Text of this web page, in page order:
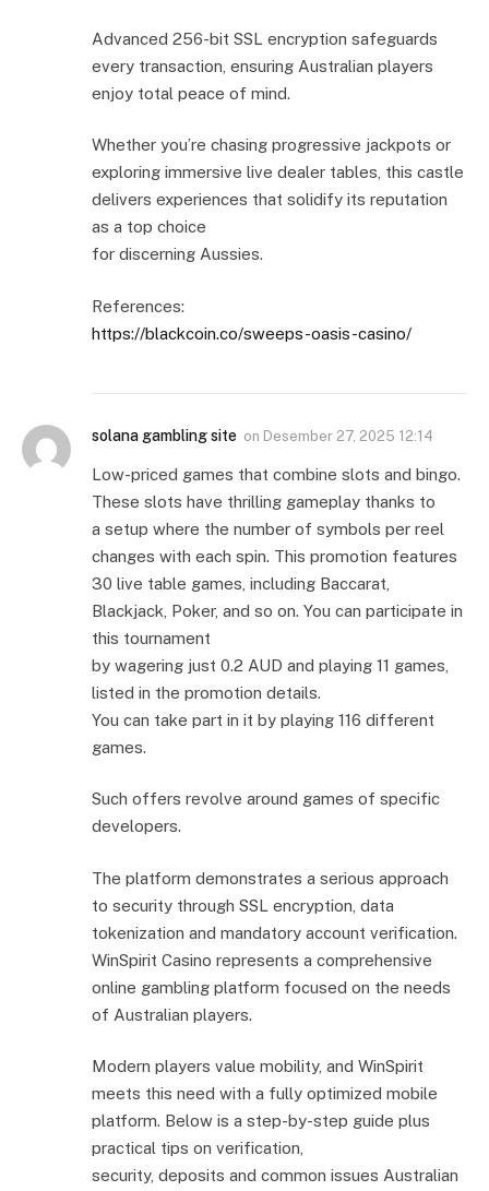
Advanced 256-bit SSL encryption safeguards
every transaction, ensuring Australian players
enjoy total peace of mind.
Whether you’re chasing progressive jackpots or
exploring immersive live dealer tables, this castle
delivers experiences that solidify its reputation
as a top choice
for discerning Aussies.
References:
https://blackcoin.co/sweeps-oasis-casino/
solana gambling site on Desember 27, 2025 12:14
Low-priced games that combine slots and bingo.
These slots have thrilling gameplay thanks to
a setup where the number of symbols per reel
changes with each spin. This promotion features
30 live table games, including Baccarat,
Blackjack, Poker, and so on. You can participate in
this tournament
by wagering just 0.2 AUD and playing 11 games,
listed in the promotion details.
You can take part in it by playing 116 different
games.
Such offers revolve around games of specific
developers.
The platform demonstrates a serious approach
to security through SSL encryption, data
tokenization and mandatory account verification.
WinSpirit Casino represents a comprehensive
online gambling platform focused on the needs
of Australian players.
Modern players value mobility, and WinSpirit
meets this need with a fully optimized mobile
platform. Below is a step-by-step guide plus
practical tips on verification,
security, deposits and common issues Australian